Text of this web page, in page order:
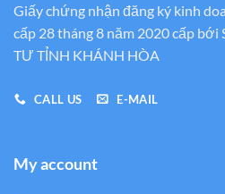
Giấy chứng nhận đăng ký kinh
cấp 28 tháng 8 năm 2020 cấp
TƯ TỈNH KHÁNH HÒA
CALL US E-MAIL
My account